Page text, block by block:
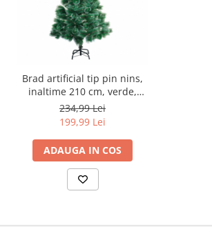
Brad artificial tip pin nins,
inaltime 210 cm, verde,
suport metalic inclus
234,99 Lei
199,99 Lei
ADAUGA IN COS